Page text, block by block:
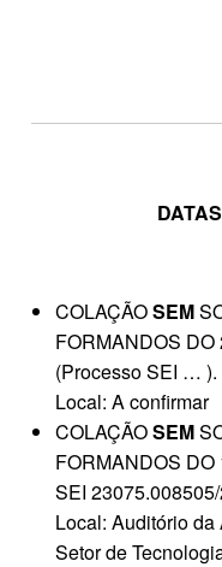
COLAÇÃOSEM
FORMANDOS DO
(Processo SEI … ).
Local: A confirmar
COLAÇÃOSEM
FORMANDOS DO
SEI
Local: Auditório da
Setor de